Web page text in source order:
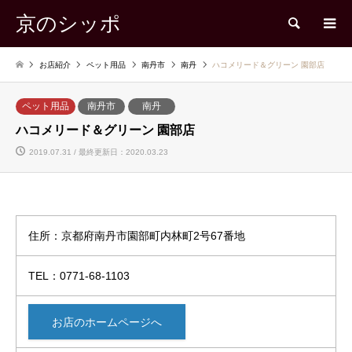
京のシッポ 検索
お店紹介 ペット用品 南丹市 南丹 ハコメリード＆グリーン 園部店
ペット用品 南丹市 南丹
ハコメリード＆グリーン 園部店
2019.07.31 / 最終更新日：2020.03.23
住所：京都府南丹市園部町内林町2号67番地
TEL：0771-68-1103
お店のホームページへ